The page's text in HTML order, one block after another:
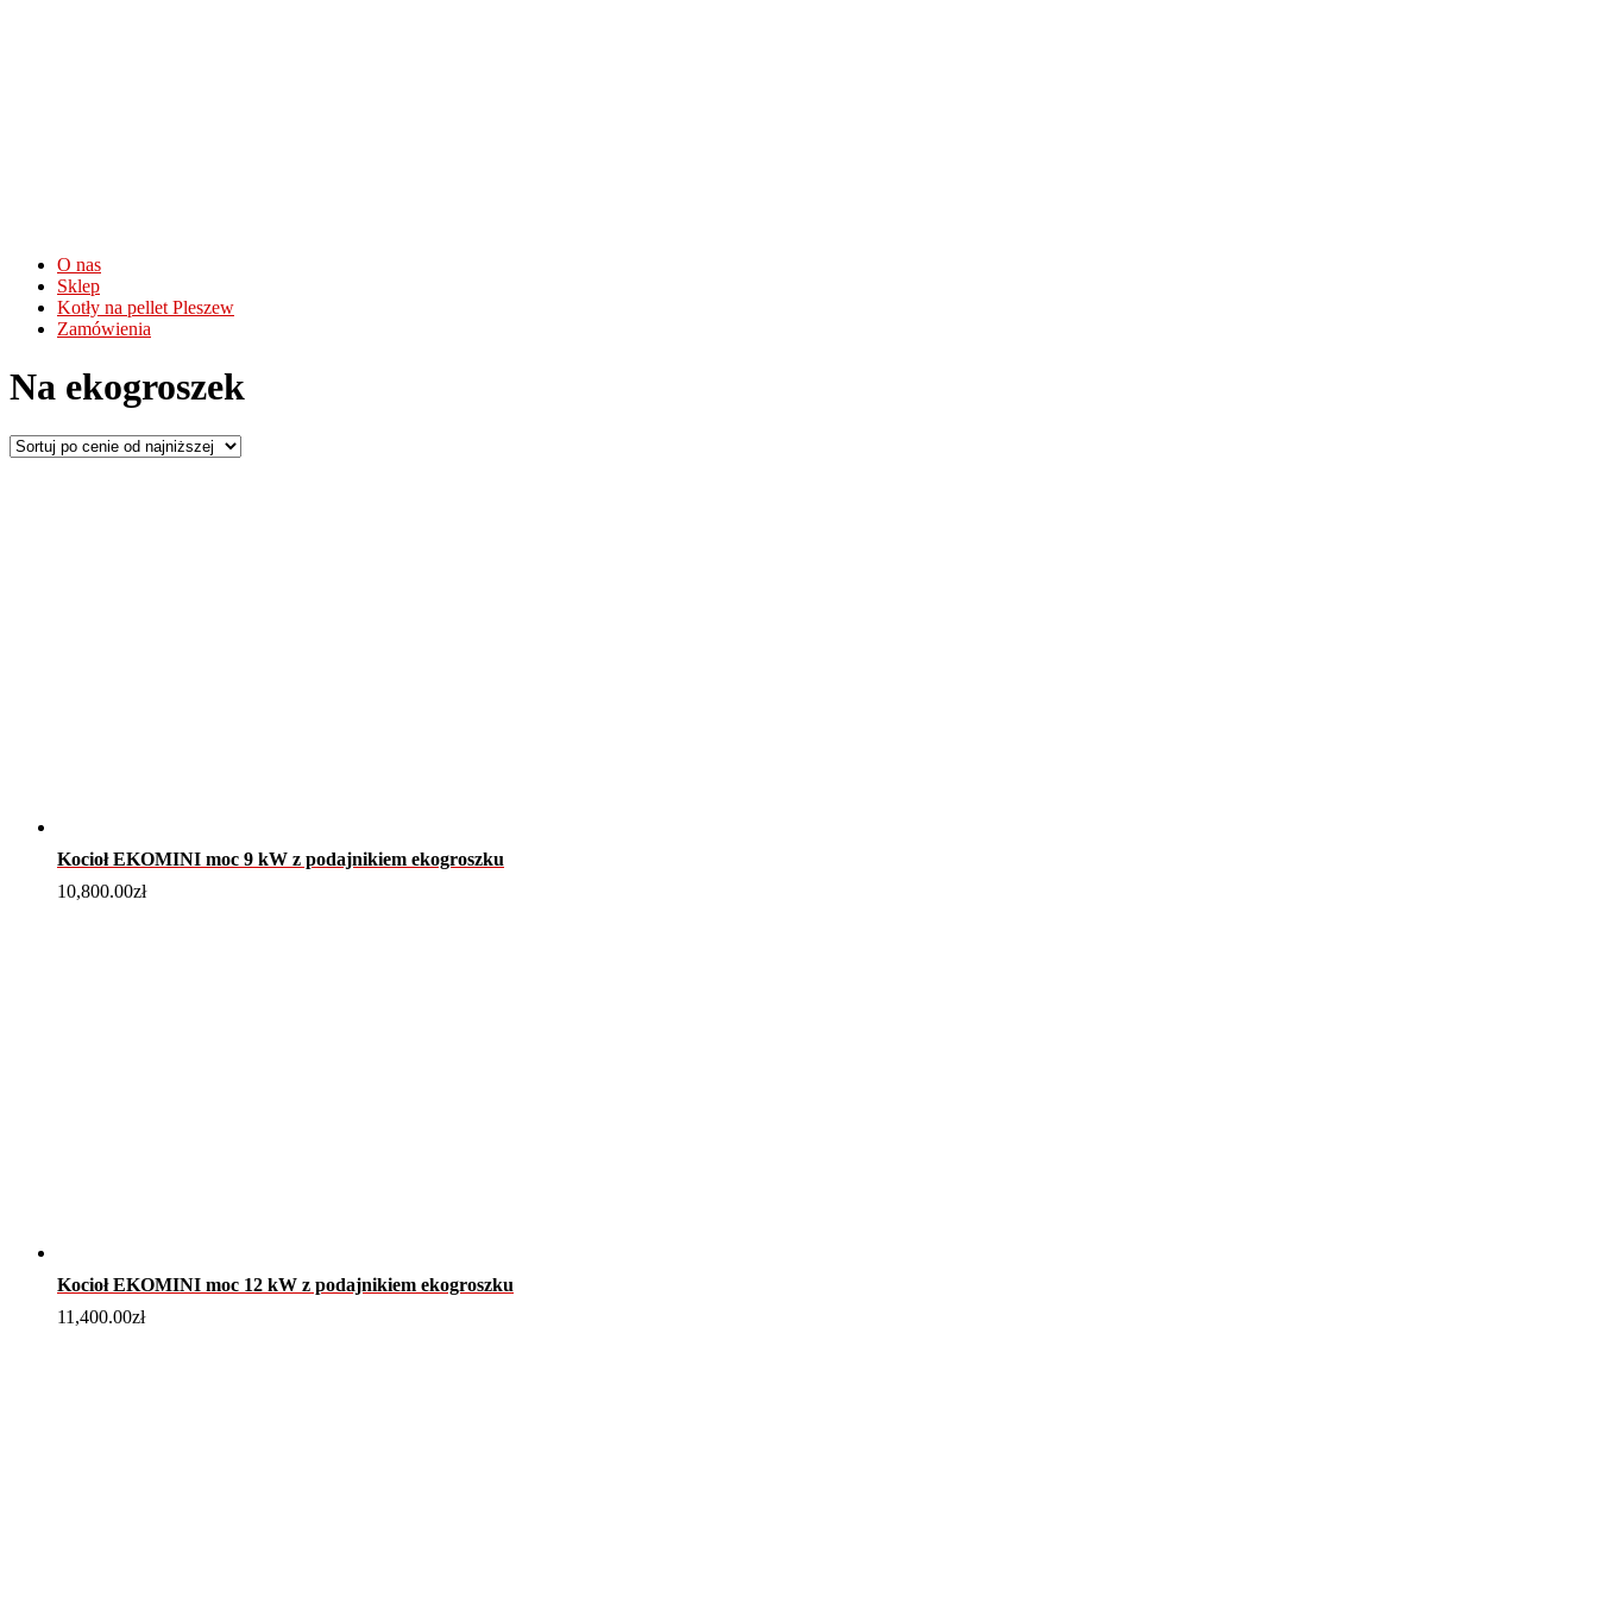
O nas
Sklep
Kotły na pellet Pleszew
Zamówienia
Na ekogroszek
Kocioł EKOMINI moc 9 kW z podajnikiem ekogroszku
10,800.00zł
Kocioł EKOMINI moc 12 kW z podajnikiem ekogroszku
11,400.00zł